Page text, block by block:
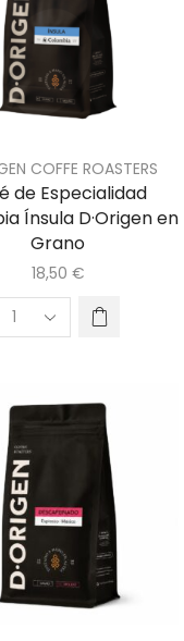
COFFE ROASTERS
de Especialidad
Ínsula D·Origen en
Grano
18,50 €